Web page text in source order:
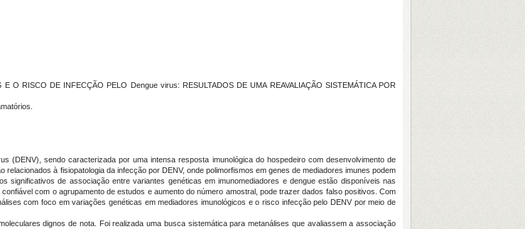
O RISCO DE INFECÇÃO PELO Dengue virus: RESULTADOS DE UMA REAVALIAÇÃO SISTEMÁTICA POR
(DENV), sendo caracterizada por uma intensa resposta imunológica do hospedeiro com desenvolvimento de
à fisiopatologia da infecção por DENV, onde polimorfismos em genes de mediadores imunes podem
significativos de associação entre variantes genéticas em imunomediadores e dengue estão disponíveis nas
com o agrupamento de estudos e aumento do número amostral, pode trazer dados falso positivos. Com
com foco em variações genéticas em mediadores imunológicos e o risco infecção pelo DENV por meio de
dignos de nota. Foi realizada uma busca sistemática para metanálises que avaliassem a associação